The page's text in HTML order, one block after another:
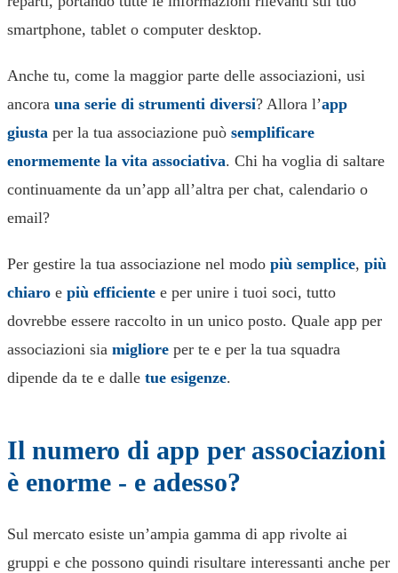
smartphone, tablet o computer desktop.
Anche tu, come la maggior parte delle associazioni, usi
ancora una serie di strumenti diversi? Allora l’app
giusta per la tua associazione può semplificare
enormemente la vita associativa. Chi ha voglia di saltare
continuamente da un’app all’altra per chat, calendario o
email?
Per gestire la tua associazione nel modo più semplice, più
chiaro e più efficiente e per unire i tuoi soci, tutto
dovrebbe essere raccolto in un unico posto. Quale app per
associazioni sia migliore per te e per la tua squadra
dipende da te e dalle tue esigenze.
Il numero di app per associazioni
è enorme - e adesso?
Sul mercato esiste un’ampia gamma di app rivolte ai
gruppi e che possono quindi risultare interessanti anche per